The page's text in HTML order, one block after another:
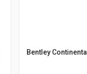
Bentley